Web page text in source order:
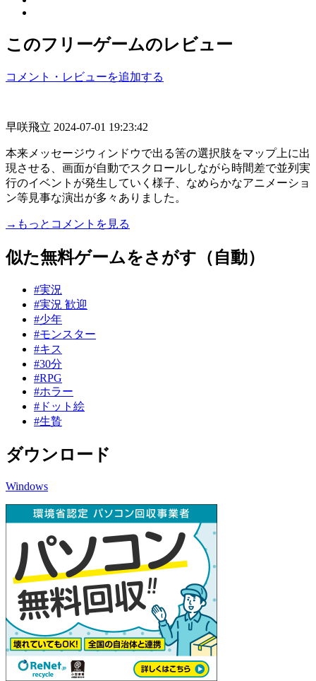
このフリーゲームのレビュー
コメント・レビューを追加する
早咲飛立 2024-07-01 19:23:42
本来メッセージウィンドウで出る筈の選択肢をマップ上に出
現させる、画面が自動でスクロールしながら時間差で並列実
行のイベントが発生していく様子、なめらかなアニメーショ
ン等見事な演出が多々ありました。
→もっとコメントを見る
似た無料ゲームをさがす（自動）
#実況
#実況 歓迎
#少年
#モンスター
#キス
#30分
#RPG
#ホラー
#ドット絵
#生贄
ダウンロード
Windows